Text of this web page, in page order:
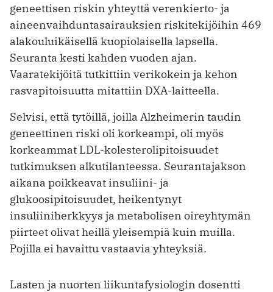
geneettisen riskin yhteyttä verenkierto- ja
aineenvaihduntasairauksien riskitekijöihin 469
alakouluikäisellä kuopiolaisella lapsella.
Seuranta kesti kahden vuoden ajan.
Vaaratekijöitä tutkittiin verikokein ja kehon
rasvapitoisuutta mitattiin DXA-laitteella.
Selvisi, että tytöillä, joilla Alzheimerin taudin
geneettinen riski oli korkeampi, oli myös
korkeammat LDL-kolesterolipitoisuudet
tutkimuksen alkutilanteessa. Seurantajakson
aikana poikkeavat insuliini- ja
glukoosipitoisuudet, heikentynyt
insuliiniherkkyys ja metabolisen oireyhtymän
piirteet olivat heillä yleisempiä kuin muilla.
Pojilla ei havaittu vastaavia yhteyksiä.
Lasten ja nuorten liikuntafysiologin dosentti